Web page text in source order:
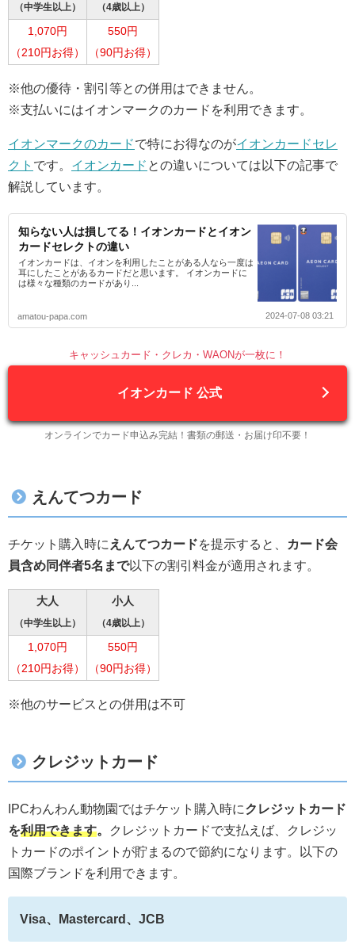
（中学生以上） （4歳以上）
1,070円
（210円お得）
550円
（90円お得）
※他の優待・割引等との併用はできません。
※支払いにはイオンマークのカードを利用できます。
イオンマークのカードで特にお得なのがイオンカードセレ
クト です。 イオンカード との違いについては以下の記事で
解説しています。
知らない人は損してる！イオンカードとイオン
カードセレクトの違い
イオンカードは、イオンを利用したことがある人なら一度は
耳にしたことがあるカードだと思います。 イオンカードに
は様々な種類のカードがあり...
amatou-papa.com 2024-07-08 03:21
キャッシュカード・クレカ・WAONが一枚に！
イオンカード 公式
オンラインでカード申込み完結！書類の郵送・お届け印不要！
えんてつカード
チケット購入時に えんてつカードを提示すると、
カード会
員含め同伴者5名まで以下の割引料金が適用されます。
大人
（中学生以上）
小人
（4歳以上）
1,070円
（210円お得）
550円
（90円お得）
※他のサービスとの併用は不可
クレジットカード
IPCわんわん動物園ではチケット購入時にクレジットカード
を利用できます。
クレジットカードで支払えば、クレジッ
トカードのポイントが貯まるので節約になります。以下の
国際ブランドを利用できます。
Visa、Mastercard、JCB